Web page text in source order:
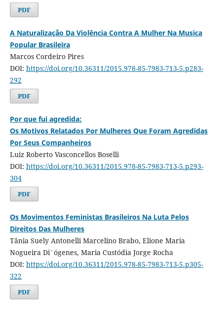
PDF
A Naturalização Da Violência Contra A Mulher Na Musica
Popular Brasileira
Marcos Cordeiro Pires
DOI: https://doi.org/10.36311/2015.978-85-7983-713-5.p283-
292
PDF
Por que fui agredida:
Os Motivos Relatados Por Mulheres Que Foram Agredidas
Por Seus Companheiros
Luiz Roberto Vasconcellos Boselli
DOI: https://doi.org/10.36311/2015.978-85-7983-713-5.p293-
304
PDF
Os Movimentos Feministas Brasileiros Na Luta Pelos
Direitos Das Mulheres
Tânia Suely Antonelli Marcelino Brabo, Elione Maria
Nogueira Di´ógenes, Maria Custódia Jorge Rocha
DOI: https://doi.org/10.36311/2015.978-85-7983-713-5.p305-
322
PDF